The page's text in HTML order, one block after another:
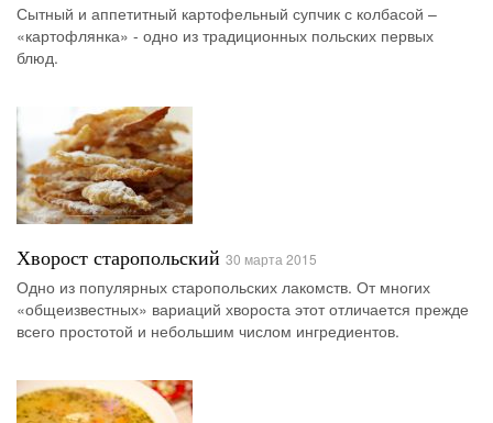
Сытный и аппетитный картофельный супчик с колбасой –
«картофлянка» - одно из традиционных польских первых
блюд.
Хворост старопольский 30 марта 2015
Одно из популярных старопольских лакомств. От многих
«общеизвестных» вариаций хвороста этот отличается прежде
всего простотой и небольшим числом ингредиентов.